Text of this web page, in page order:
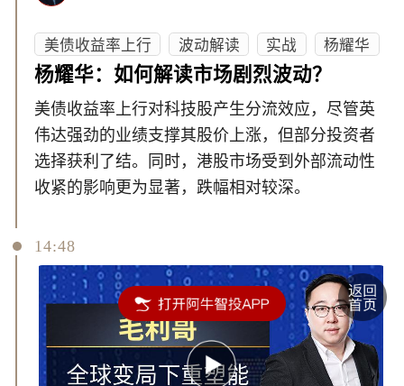
美债收益率上行 波动解读 实战
杨耀华
杨耀华：如何解读市场剧烈波动？
美债收益率上行对科技股产生分流效应，尽管英
伟达强劲的业绩支撑其股价上涨，但部分投资者
选择获利了结。同时，港股市场受到外部流动性
收紧的影响更为显著，跌幅相对较深。
14:48